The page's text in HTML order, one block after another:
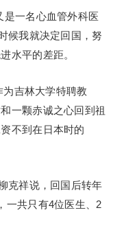
是一名心血管外科医
候我就决定回国，努
水平的差距。
吉林大学特聘教
一颗赤诚之心回到祖
不到在日本时的
克祥说，回国后转年
一共只有4位医生、2